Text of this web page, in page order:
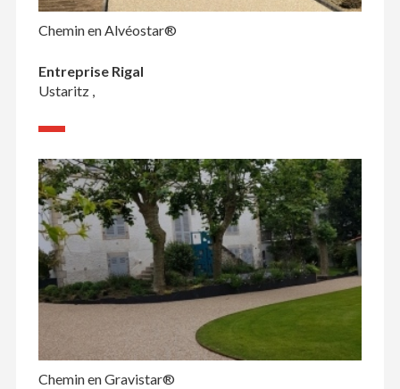
Chemin en Alvéostar®
Entreprise Rigal
Ustaritz ,
Chemin en Gravistar®